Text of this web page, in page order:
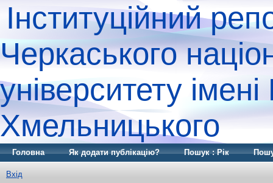
Інституційний
Черкаського
університету
Хмельницького
Головна Як додати публікацію? Пошук : Рік
Вхід